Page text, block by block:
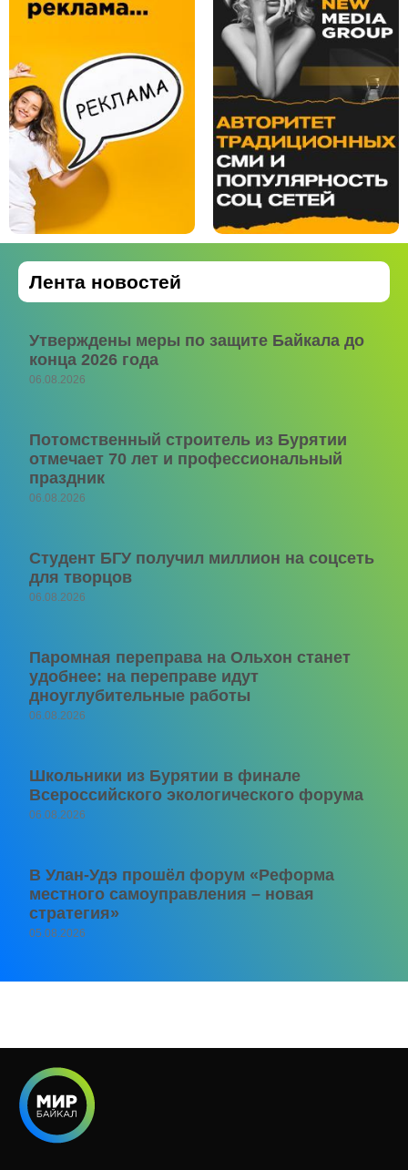
Лента новостей
Утверждены меры по защите Байкала до
конца 2026 года
06.08.2026
Потомственный строитель из Бурятии
отмечает 70 лет и профессиональный
праздник
06.08.2026
Студент БГУ получил миллион на соцсеть
для творцов
06.08.2026
Паромная переправа на Ольхон станет
удобнее: на переправе идут
дноуглубительные работы
06.08.2026
Школьники из Бурятии в финале
Всероссийского экологического форума
06.08.2026
В Улан-Удэ прошёл форум «Реформа
местного самоуправления – новая
стратегия»
05.08.2026